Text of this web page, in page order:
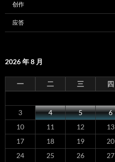
创作
应答
2026 年 8 月
一 二 三 四
3
4 5 6
10
11 12 13
17
18 19 20
24
25 26 27